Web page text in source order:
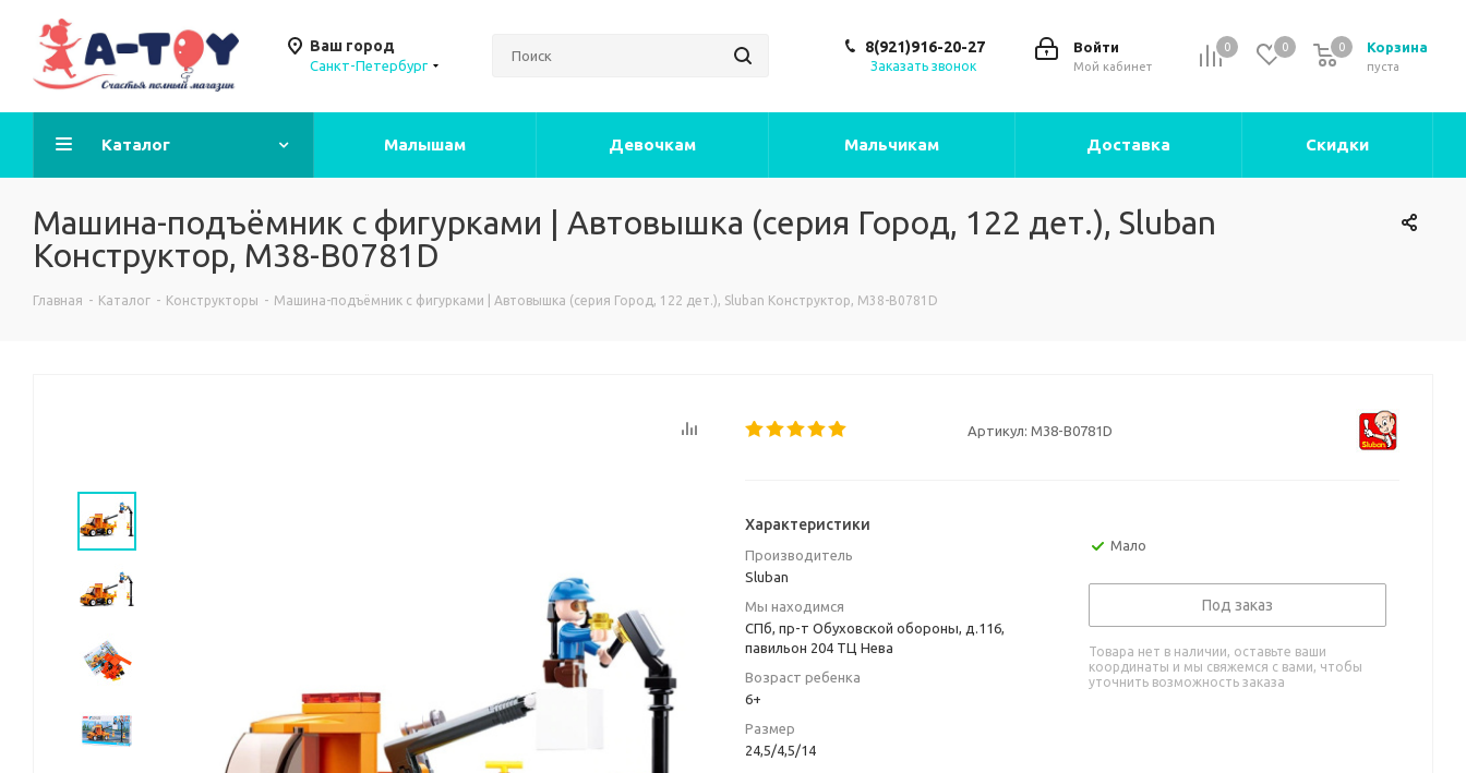
Ваш город
Санкт-Петербург
0 0 Корзина
0
пуста
0
Войти
Мой кабинет
8(921)916-20-27
Заказать звонок
Каталог Малышам Девочкам Мальчикам Доставка Скидки
Машина-подъёмник с фигурками | Автовышка (серия Город, 122 дет.), Sluban
Конструктор, M38-B0781D
Главная - Каталог - Конструкторы - Машина-подъёмник с фигурками | Автовышка (серия Город, 122 дет.), Sluban Конструктор, M38-B0781D
Артикул: M38-B0781D
Характеристики
Производитель
Sluban
Мы находимся
СПб, пр-т Обуховской обороны, д.116,
павильон 204 ТЦ Нева
Возраст ребенка
6+
Размер
24,5/4,5/14
Мало
Под заказ
Товара нет в наличии, оставьте ваши
координаты и мы свяжемся с вами, чтобы
уточнить возможность заказа